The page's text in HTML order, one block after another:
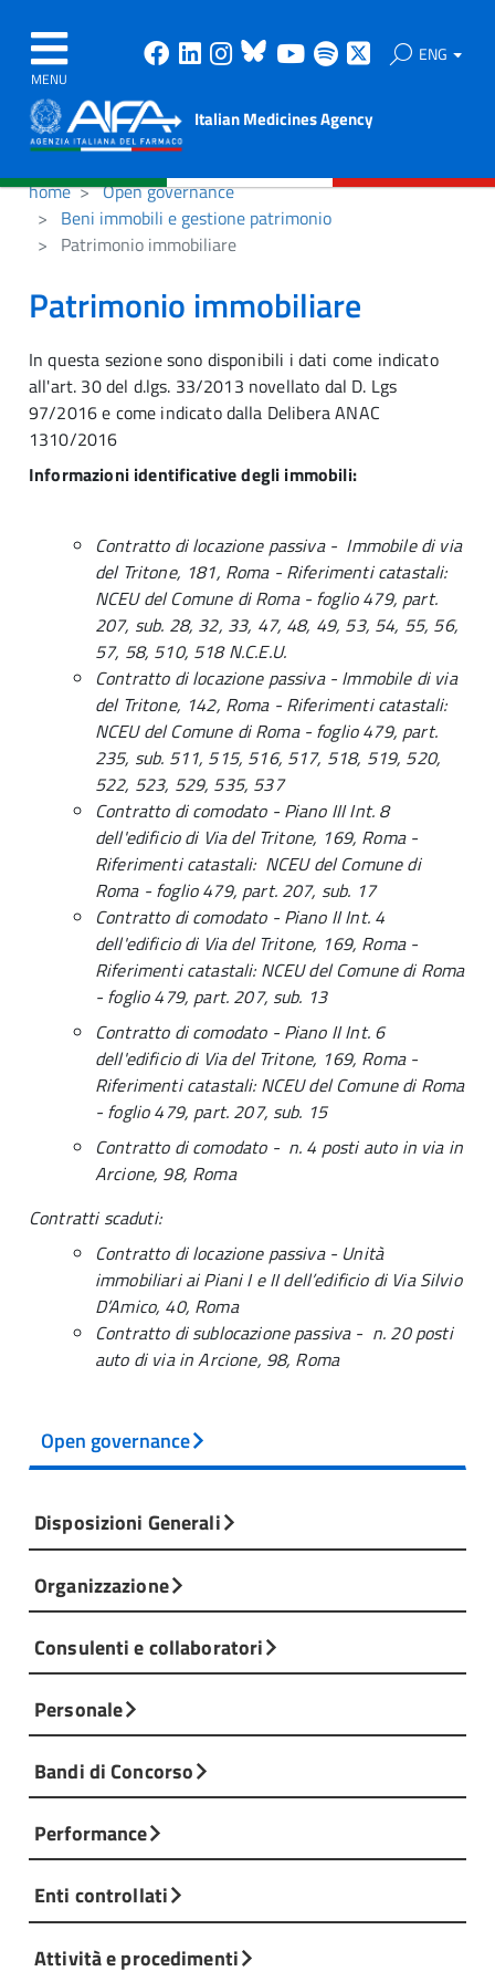
MENU
Facebook
Linkedin
Instagram
Bluesky
Youtube
Spotify ENG
Italian Medicines Agency
home
Open governance
Beni immobili e gestione patrimonio
Patrimonio immobiliare
Patrimonio immobiliare
In questa sezione sono disponibili i dati come indicato
all'art. 30 del d.lgs. 33/2013 novellato dal D. Lgs
97/2016 e come indicato dalla Delibera ANAC
1310/2016
Informazioni identificative degli immobili:
Contratto di locazione passiva - Immobile di via
del Tritone, 181, Roma - Riferimenti catastali:
NCEU del Comune di Roma - foglio 479, part.
207, sub. 28, 32, 33, 47, 48, 49, 53, 54, 55, 56,
57, 58, 510, 518 N.C.E.U.
Contratto di locazione passiva - Immobile di via
del Tritone, 142, Roma - Riferimenti catastali:
NCEU del Comune di Roma - foglio 479, part.
235, sub. 511, 515, 516, 517, 518, 519, 520,
522, 523, 529, 535, 537
Contratto di comodato - Piano III Int. 8
dell'edificio di Via del Tritone, 169, Roma -
Riferimenti catastali: NCEU del Comune di
Roma - foglio 479, part. 207, sub. 17
Contratto di comodato - Piano II Int. 4
dell'edificio di Via del Tritone, 169, Roma -
Riferimenti catastali: NCEU del Comune di Roma
- foglio 479, part. 207, sub. 13
Contratto di comodato - Piano II Int. 6
dell'edificio di Via del Tritone, 169, Roma -
Riferimenti catastali: NCEU del Comune di Roma
- foglio 479, part. 207, sub. 15
Contratto di comodato - n. 4 posti auto in via in
Arcione, 98, Roma
Contratti scaduti:
Contratto di locazione passiva - Unità
immobiliari ai Piani I e II dell’edificio di Via Silvio
D’Amico, 40, Roma
Contratto di sublocazione passiva - n. 20 posti
auto di via in Arcione, 98, Roma
Open governance
Disposizioni Generali
Organizzazione
Consulenti e collaboratori
Personale
Bandi di Concorso
Performance
Enti controllati
Attività e procedimenti